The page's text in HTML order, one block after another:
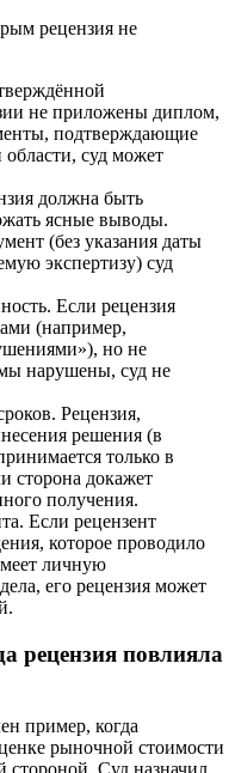
рецензия не
не приложены диплом,
подтверждающие
области, суд может
должна быть
ясные выводы.
(без указания даты
экспертизу) суд
Если рецензия
(например,
но не
нарушены, суд не
Рецензия,
решения (в
только в
сторона докажет
получения.
Если рецензент
которое проводило
личную
его рецензия может
рецензия повлияла
пример, когда
рыночной стоимости